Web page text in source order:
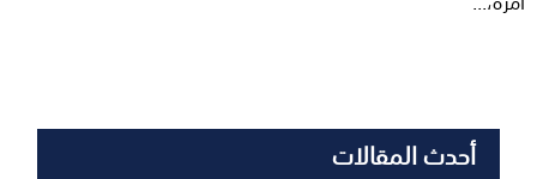
أحدث المقالات